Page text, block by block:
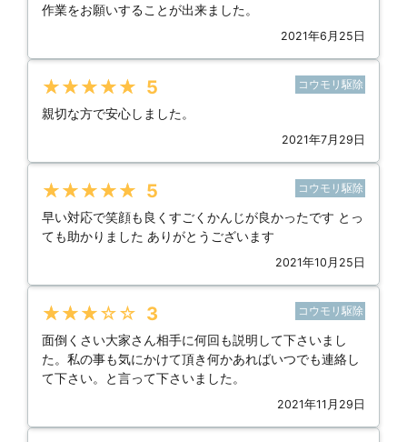
作業をお願いすることが出来ました。
2021年6月25日
★★★★★ 5 コウモリ駆除
親切な方で安心しました。
2021年7月29日
★★★★★ 5 コウモリ駆除
早い対応で笑顔も良くすごくかんじが良かったです とっ
ても助かりました ありがとうございます
2021年10月25日
★★★★★ 3 コウモリ駆除
面倒くさい大家さん相手に何回も説明して下さいまし
た。私の事も気にかけて頂き何かあればいつでも連絡し
て下さい。と言って下さいました。
2021年11月29日